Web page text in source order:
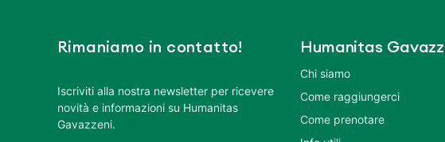
Rimaniamo in contatto!
Iscriviti alla nostra newsletter per ricevere
novità e informazioni su Humanitas
Gavazzeni.
Humanitas
Chi siamo
Come raggiungerci
Come prenotare